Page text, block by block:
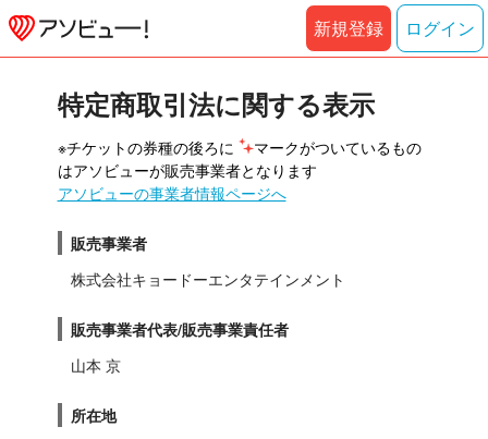
新規登録 ログイン
特定商取引法に関する表示
※チケットの券種の後ろに
マークがついているもの
はアソビューが販売事業者となります
アソビューの事業者情報ページへ
販売事業者
株式会社キョードーエンタテインメント
販売事業者代表/販売事業責任者
山本 京
所在地